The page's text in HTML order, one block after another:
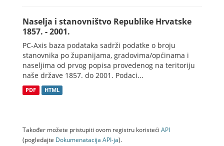
Naselja i stanovništvo Republike Hrvatske
1857. - 2001.
PC-Axis baza podataka sadrži podatke o broju
stanovnika po županijama, gradovima/općinama i
naseljima od prvog popisa provedenog na teritoriju
naše države 1857. do 2001. Podaci...
PDF HTML
Također možete pristupiti ovom registru koristeći API
(pogledajte Dokumenаtаcijа API-jа).